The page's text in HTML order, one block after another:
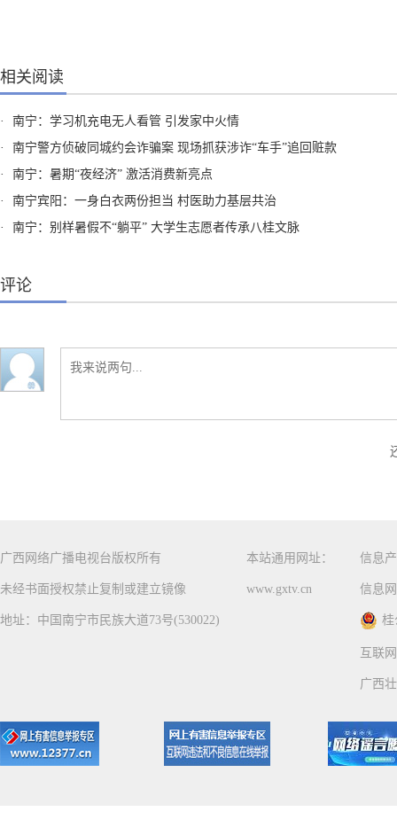
相关阅读
·
南宁：学习机充电无人看管 引发家中火情
·
南宁警方侦破同城约会诈骗案 现场抓获涉诈“车手”追回赃款
·
南宁：暑期“夜经济” 激活消费新亮点
·
南宁宾阳：一身白衣两份担当 村医助力基层共治
·
南宁：别样暑假不“躺平” 大学生志愿者传承八桂文脉
评论
广西网络广播电视台版权所有
未经书面授权禁止复制或建立镜像
地址：中国南宁市民族大道73号(530022)
本站通用网址：
www.gxtv.cn
信息
信息
桂
互联
广西